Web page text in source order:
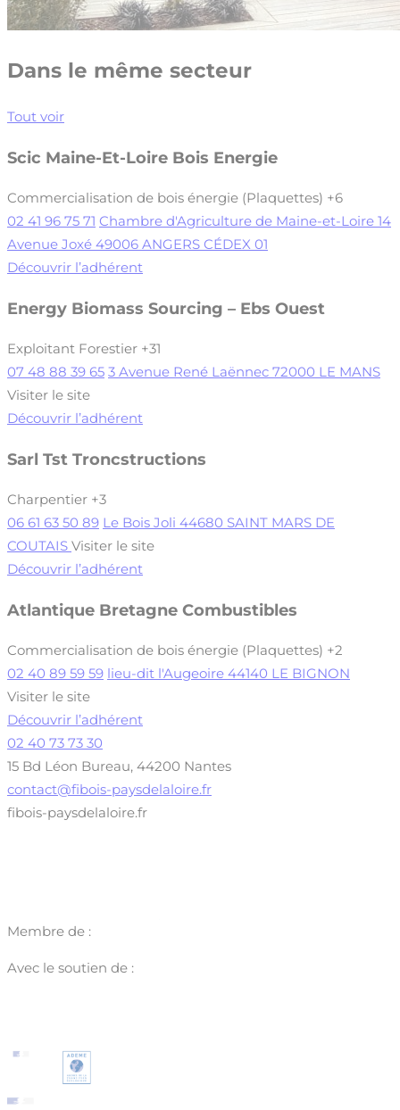
Dans le même secteur
Tout voir
Scic Maine-Et-Loire Bois Energie
Commercialisation de bois énergie (Plaquettes) +6
02 41 96 75 71 Chambre d'Agriculture de Maine-et-Loire 14
Avenue Joxé 49006 ANGERS CÉDEX 01
Découvrir l’adhérent
Energy Biomass Sourcing – Ebs Ouest
Exploitant Forestier +31
07 48 88 39 65 3 Avenue René Laënnec 72000 LE MANS
Visiter le site
Découvrir l’adhérent
Sarl Tst Troncstructions
Charpentier +3
06 61 63 50 89 Le Bois Joli 44680 SAINT MARS DE
COUTAIS Visiter le site
Découvrir l’adhérent
Atlantique Bretagne Combustibles
Commercialisation de bois énergie (Plaquettes) +2
02 40 89 59 59 lieu-dit l'Augeoire 44140 LE BIGNON
Visiter le site
Découvrir l’adhérent
02 40 73 73 30
15 Bd Léon Bureau, 44200 Nantes
contact@fibois-paysdelaloire.fr
fibois-paysdelaloire.fr
Membre de :
Avec le soutien de :